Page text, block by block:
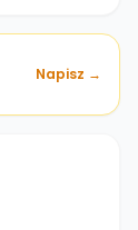
Napisz →